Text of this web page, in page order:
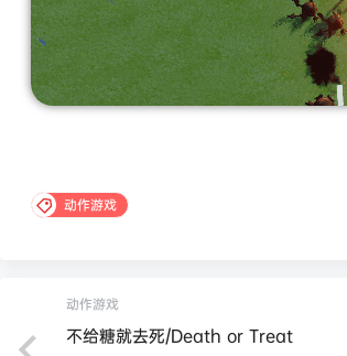
动作游戏
动作游戏
不给糖就去死/Death or Treat